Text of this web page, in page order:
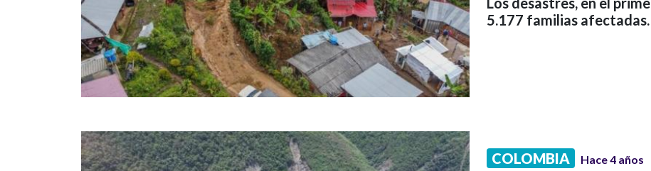
5.177 familias afectadas.
COLOMBIA Hace 4 años